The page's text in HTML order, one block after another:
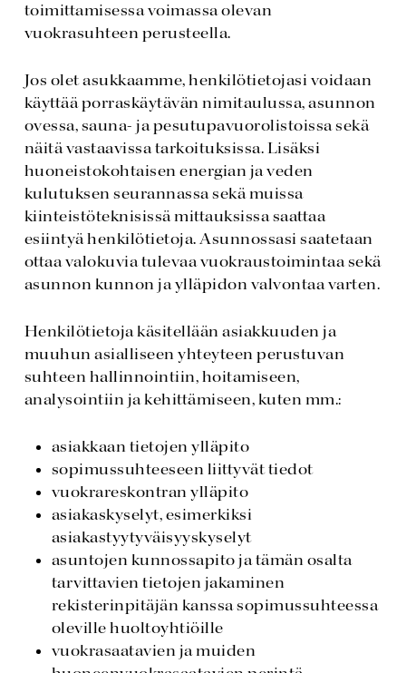
toimittamisessa voimassa olevan
vuokrasuhteen perusteella.
Jos olet asukkaamme, henkilötietojasi voidaan
käyttää porraskäytävän nimitaulussa, asunnon
ovessa, sauna- ja pesutupavuorolistoissa sekä
näitä vastaavissa tarkoituksissa. Lisäksi
huoneistokohtaisen energian ja veden
kulutuksen seurannassa sekä muissa
kiinteistöteknisissä mittauksissa saattaa
esiintyä henkilötietoja. Asunnossasi saatetaan
ottaa valokuvia tulevaa vuokraustoimintaa sekä
asunnon kunnon ja ylläpidon valvontaa varten.
Henkilötietoja käsitellään asiakkuuden ja
muuhun asialliseen yhteyteen perustuvan
suhteen hallinnointiin, hoitamiseen,
analysointiin ja kehittämiseen, kuten mm.:
asiakkaan tietojen ylläpito
sopimussuhteeseen liittyvät tiedot
vuokrareskontran ylläpito
asiakaskyselyt, esimerkiksi
asiakastyytyväisyyskyselyt
asuntojen kunnossapito ja tämän osalta
tarvittavien tietojen jakaminen
rekisterinpitäjän kanssa sopimussuhteessa
oleville huoltoyhtiöille
vuokrasaatavien ja muiden